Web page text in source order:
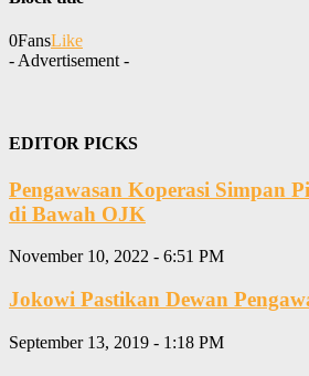
0FansLike
- Advertisement -
EDITOR PICKS
Pengawasan Koperasi Simpan
di Bawah OJK
November 10, 2022 - 6:51 PM
Jokowi Pastikan Dewan
September 13, 2019 - 1:18 PM